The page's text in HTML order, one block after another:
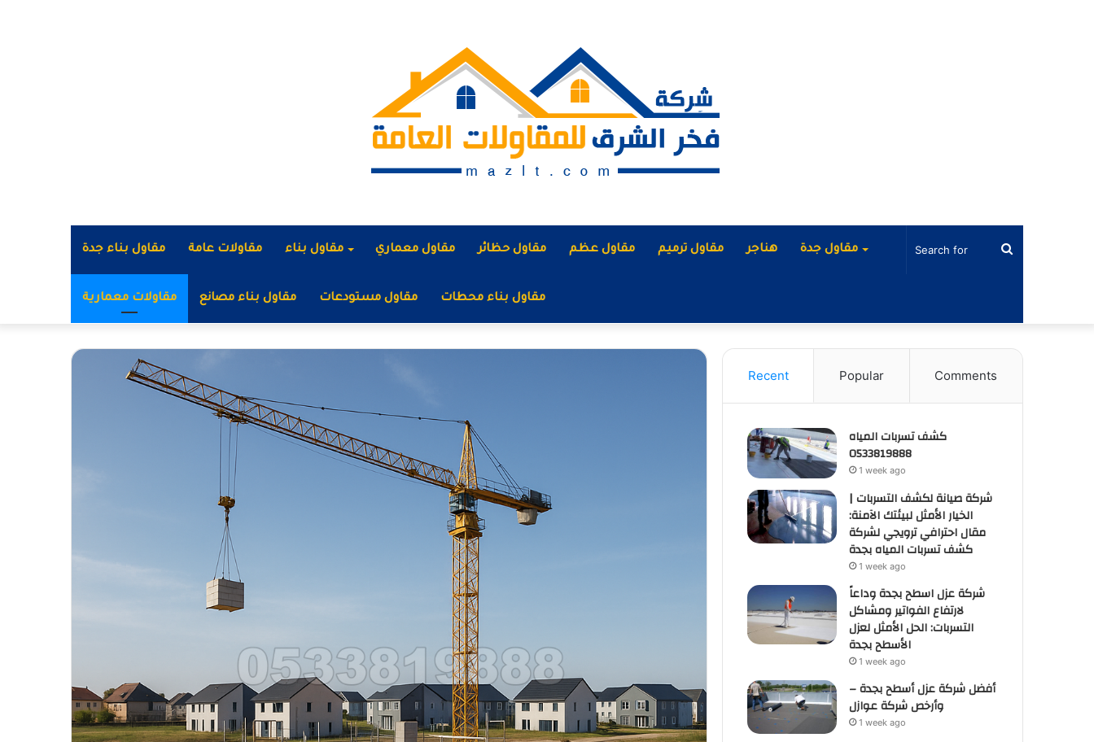
مقاول بناء جدة مقاولات عامة مقاول بناء مقاول معماري مقاول حظائر مقاول عظم مقاول ترميم هناجر مقاول جدة
مقاولات معمارية مقاول بناء مصانع مقاول مستودعات مقاول بناء محطات
Search
Recent Popular Comments
كشف تسربات المياه
0533819888
1 week ago
شركة صيانة لكشف التسربات |
الخيار الأمثل لبيئتك الآمنة:
مقال احترافي ترويجي لشركة
كشف تسربات المياه بجدة
1 week ago
شركة عزل اسطح بجدة وداعاً
لارتفاع الفواتير ومشاكل
التسربات: الحل الأمثل لعزل
الأسطح بجدة
1 week ago
أفضل شركة عزل أسطح بجدة –
وأرخص شركة عوازل
1 week ago